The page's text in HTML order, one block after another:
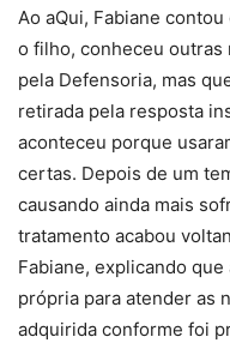
Ao aQui, Fabiane
o filho, conheceu outras
pela Defensoria, mas
retirada pela resposta
aconteceu porque
certas. Depois de um
causando ainda mais
tratamento acabou
Fabiane, explicando
própria para atender as
adquirida conforme foi